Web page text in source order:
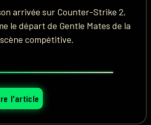
arrivée sur Counter-Strike 2,
le départ de Gentle Mates de la
scène compétitive.
l'article